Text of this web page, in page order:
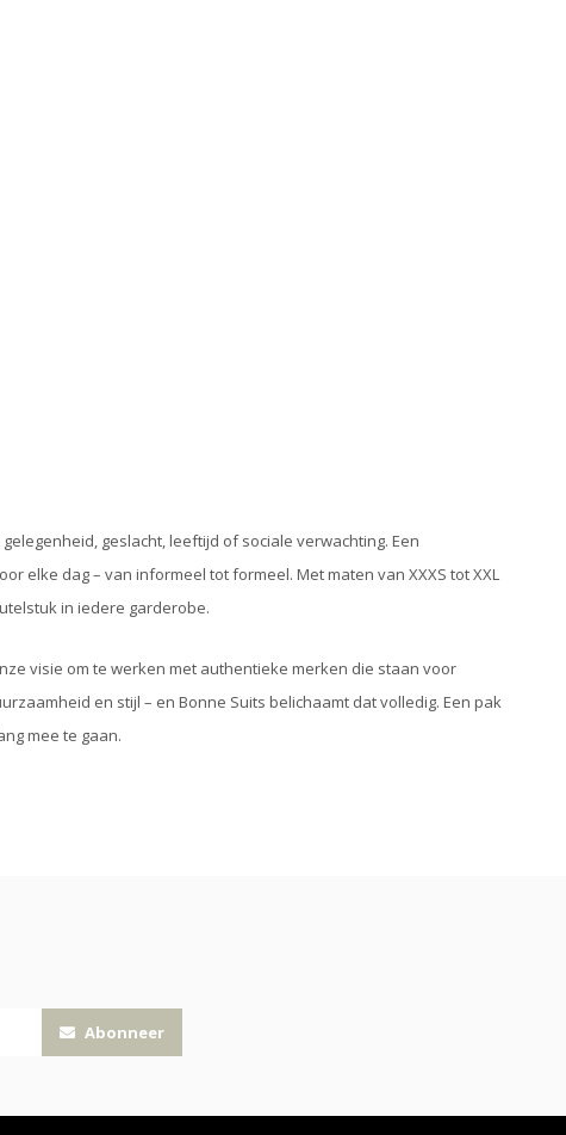
geslacht, leeftijd of sociale verwachting. Een
elke dag – van informeel tot formeel. Met maten van XXXS tot XXL
in iedere garderobe.
visie om te werken met authentieke merken die staan voor
en stijl – en Bonne Suits belichaamt dat volledig. Een pak
mee te gaan.
Abonneer